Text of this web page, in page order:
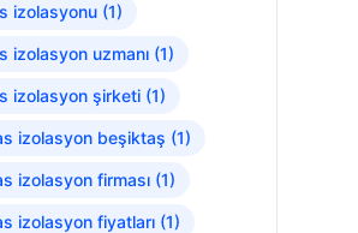
izolasyonu(1)
izolasyon uzmanı(1)
izolasyon şirketi(1)
izolasyon beşiktaş (1)
izolasyon firması(1)
izolasyon fiyatları(1)